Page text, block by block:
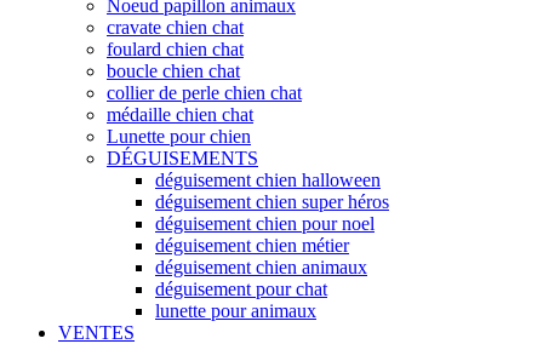
Noeud papillon animaux
cravate chien chat
foulard chien chat
boucle chien chat
collier de perle chien chat
médaille chien chat
Lunette pour chien
DÉGUISEMENTS
déguisement chien halloween
déguisement chien super héros
déguisement chien pour noel
déguisement chien métier
déguisement chien animaux
déguisement pour chat
lunette pour animaux
VENTES